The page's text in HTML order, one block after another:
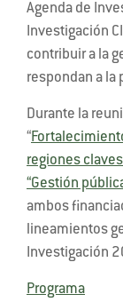
Agenda de
Investigación
contribuir a la
respondan a la
Durante la
“
regiones
“Gestión
ambos
lineamientos
Investigación
Programa